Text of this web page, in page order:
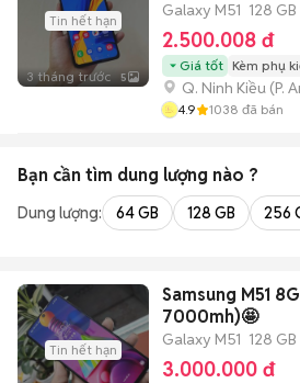
Tin hết hạn
3 tháng trước 5
Galaxy M51 128 GB
2.500.008 đ
Giá tốt Kèm phụ
Q. Ninh Kiều (P.
4.9 1038 đã bán
Bạn cần tìm dung lượng nào ?
Dung lượng: 64 GB 128 GB 256
Tin hết hạn
Samsung M51
7000mh)🤩
Galaxy M51 128 GB
3.000.000 đ